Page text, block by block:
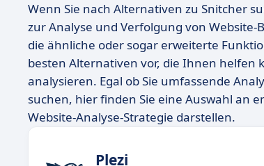
Wenn Sie nach Alternativen zu Snitcher
zur Analyse und Verfolgung von
die ähnliche oder sogar erweiterte
besten Alternativen vor, die Ihnen
analysieren. Egal ob Sie umfassende
suchen, hier finden Sie eine Auswahl an
Website-Analyse-Strategie darstellen.
Plezi